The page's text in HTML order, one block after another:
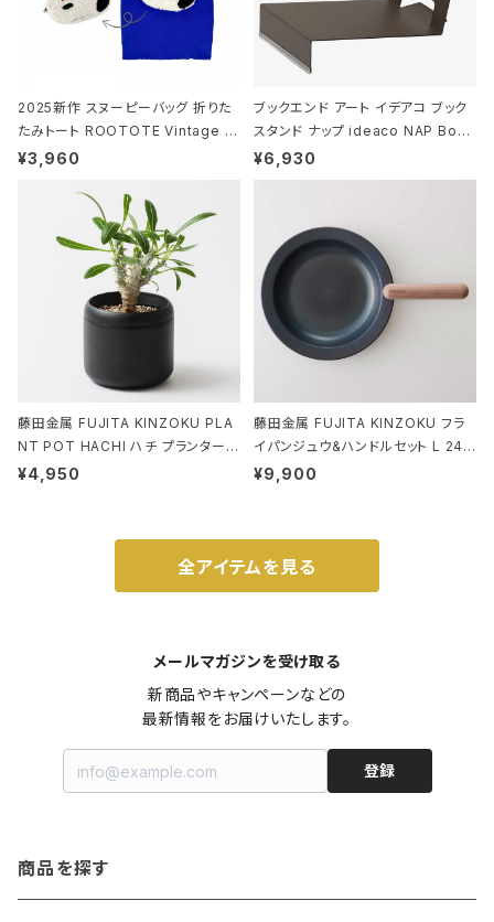
2025新作 スヌーピーバッグ 折りた
たみトート ROOTOTE Vintage P
EANUTS ROO-shopper mid 84
ド.ピーナッツ-0P 3Dグラス
¥3,960
ブックエンド アート イデアコ ブック
スタンド ナップ ideaco NAP Book
stand ブラウン
¥6,930
藤田金属 FUJITA KINZOKU PLA
NT POT HACHI ハチ プランターポ
ット 3号 ブラック
¥4,950
藤田金属 FUJITA KINZOKU フラ
イパンジュウ&ハンドルセット L 24c
m ガス火・IH対応 鉄フライパン ウォ
¥9,900
全アイテムを見る
メールマガジンを受け取る
新商品やキャンペーンなどの
最新情報をお届けいたします。
登録
商品を探す